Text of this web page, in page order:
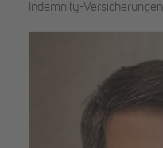
Indemnity-Versicherungen